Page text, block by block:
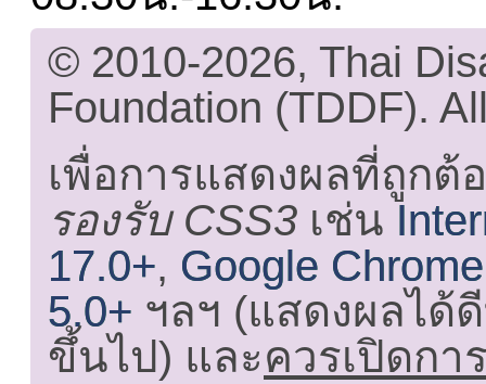
© 2010-2026, Thai
Foundation (TDDF).
เพื่อการแสดงผลที่ถูกต้
รองรับ CSS3 เช่น
17.0+, Google
5.0+ ฯลฯ (แสดงผลได้
ขึ้นไป) และควรเปิดกา